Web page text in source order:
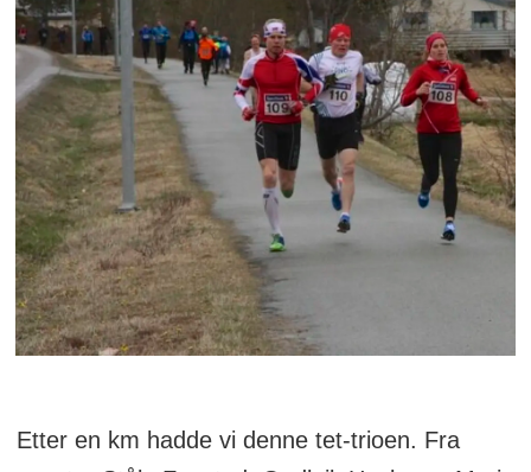
Etter en km hadde vi denne tet-trioen. Fra